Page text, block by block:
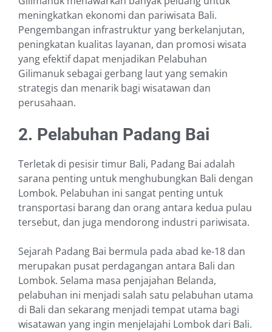
meningkatkan ekonomi dan pariwisata Bali.
Pengembangan infrastruktur yang berkelanjutan,
peningkatan kualitas layanan, dan promosi wisata
yang efektif dapat menjadikan Pelabuhan
Gilimanuk sebagai gerbang laut yang semakin
strategis dan menarik bagi wisatawan dan
perusahaan.
2. Pelabuhan Padang Bai
Terletak di pesisir timur Bali, Padang Bai adalah
sarana penting untuk menghubungkan Bali dengan
Lombok. Pelabuhan ini sangat penting untuk
transportasi barang dan orang antara kedua pulau
tersebut, dan juga mendorong industri pariwisata.
Sejarah Padang Bai bermula pada abad ke-18 dan
merupakan pusat perdagangan antara Bali dan
Lombok. Selama masa penjajahan Belanda,
pelabuhan ini menjadi salah satu pelabuhan utama
di Bali dan sekarang menjadi tempat utama bagi
wisatawan yang ingin menjelajahi Lombok dari Bali.